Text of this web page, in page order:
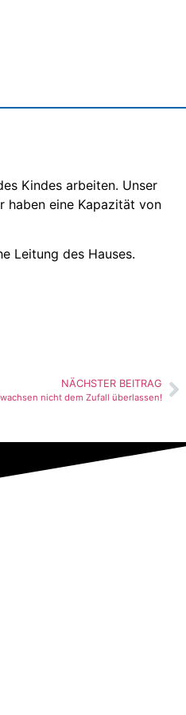
Kindes arbeiten. Unser
haben eine Kapazität von
Leitung des Hauses.
NÄCHSTER BEITRAG
nicht dem Zufall überlassen!